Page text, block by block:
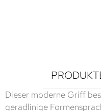
Dieser moderne Griff
geradlinige